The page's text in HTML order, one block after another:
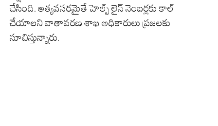
చేసింది. అత్యవసరమైతే హెల్ప్ లైన్ నెంబర్లకు కాల్
చేయాలని వాతావరణ శాఖ అధికారులు ప్రజలకు
సూచిస్తున్నారు.